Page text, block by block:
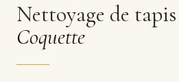
Nettoyage de
Coquette